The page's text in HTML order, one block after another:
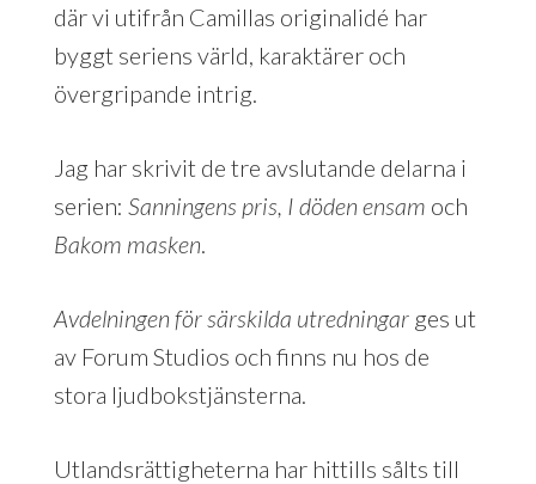
där vi utifrån Camillas originalidé har
byggt seriens värld, karaktärer och
övergripande intrig.
Jag har skrivit de tre avslutande delarna i
serien: Sanningens pris, I döden ensam och
Bakom masken
Avdelningen för särskilda utredningarges ut
av Forum Studios och finns nu hos de
stora ljudbokstjänsterna.
Utlandsrättigheterna har hittills sålts till